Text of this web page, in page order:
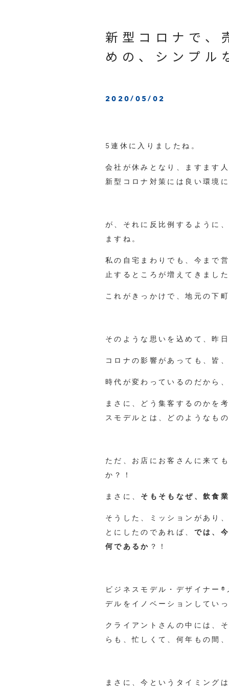
新型コロナで、
めの、シンプル
2020/05/02
5連休に入りましたね。
会社が休みとなり、ますます
新型コロナ対策には良い環境
が、それに反比例するように
ますね。
私の自宅まわりでも、今まで
止するところが増えてきまし
これがきっかけで、地元の下
そのような思いを込めて、昨
コロナの影響があっても、皆
時代が変わっているのだから
まさに、どう集客するのかを
スモデルとは、どのようなも
ただ、お店にお客さんに来て
か？！
まさに、 そもそもなぜ、飲食
そうした、ミッションがあり
とにしたのであれば、 では、
何であるか ？！
ビジネスモデル・デザイナー
デルをイノベーションしてい
クライアントさんの中には、
らも、忙しくて、何年もの間
まさに、今というタイミング